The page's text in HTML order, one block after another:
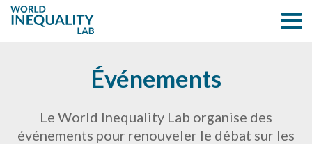
Événements
Le World Inequality Lab organise des
événements pour renouveler le débat sur les